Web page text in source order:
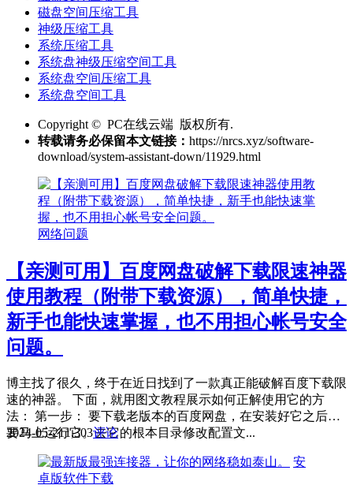
磁盘空间压缩工具
神级压缩工具
系统压缩工具
系统盘神级压缩空间工具
系统盘空间压缩工具
系统盘空间工具
Copyright © PC在线云端 版权所有.
转载请务必保留本文链接： https://nrcs.xyz/software-
download/system-assistant-down/11929.html
网络问题
【亲测可用】百度网盘破解下载限速神器
使用教程（附带下载资源），简单快捷，
新手也能快速掌握，也不用担心帐号安全
问题。
博主找了很久，终于在近日找到了一款真正能破解百度下载限
速的神器。 下面，就用图文教程展示如何正解使用它的方
法： 第一步： 要下载老版本的百度网盘，在安装好它之后不
要马上运行它。去它的根本目录修改配置文...
2024-05-211,303评论
安
卓版软件下载